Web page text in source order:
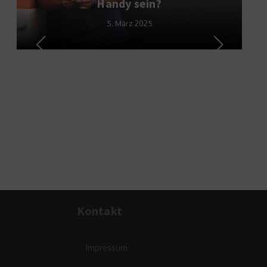
Handy sein?
5. März 2025
Kontakt
Impressum